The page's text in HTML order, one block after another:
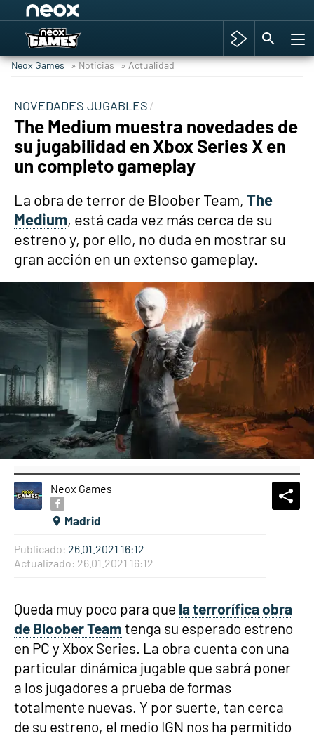
Hyrule Warriors: La Era del Cataclismo
Cyberpunk 2077
Hyrule Warriors
Asia peculiar tradición
Neox Games » Noticias » Actualidad
NOVEDADES JUGABLES
The Medium muestra novedades de
su jugabilidad en Xbox Series X en
un completo gameplay
La obra de terror de Bloober Team, The
Medium, está cada vez más cerca de su
estreno y, por ello, no duda en mostrar su
gran acción en un extenso gameplay.
Neox Games
Madrid
Publicado: 26.01.2021 16:12
Actualizado: 26.01.2021 16:12
Queda muy poco para que la terrorífica obra
de Bloober Team tenga su esperado estreno
en PC y Xbox Series. La obra cuenta con una
particular dinámica jugable que sabrá poner
a los jugadores a prueba de formas
totalmente nuevas. Y por suerte, tan cerca
de su estreno, el medio IGN nos ha permitido